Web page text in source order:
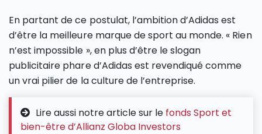
En partant de ce postulat, l’ambition d’Adidas est
d’être la meilleure marque de sport au monde. « Rien
n’est impossible », en plus d’être le slogan
publicitaire phare d’Adidas est revendiqué comme
un vrai pilier de la culture de l’entreprise.
Lire aussi notre article sur le fonds Sport et
bien-être d’Allianz Globa Investors